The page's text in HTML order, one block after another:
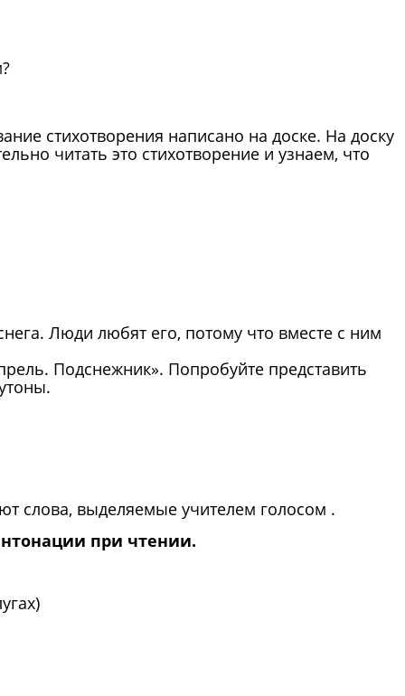
стихотворения написано на доске. На доску
читать это стихотворение и узнаем, что
Люди любят его, потому что вместе с ним
Подснежник». Попробуйте представить
слова, выделяемые учителем голосом .
при чтении.